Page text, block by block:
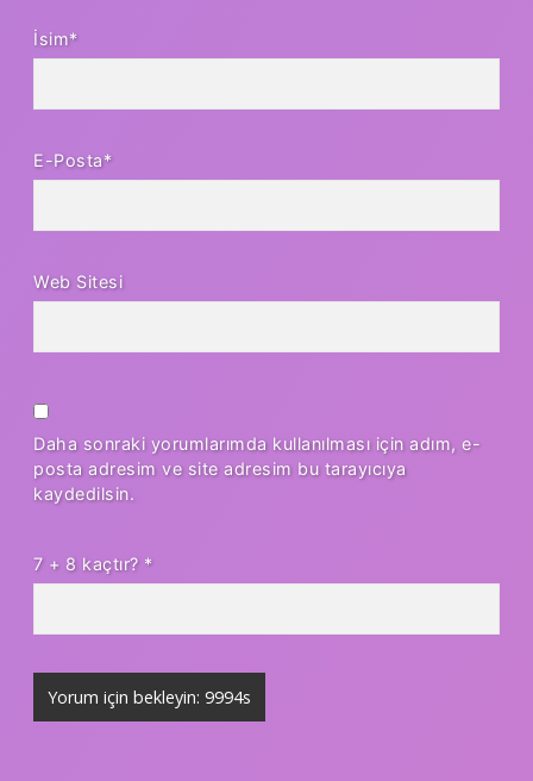
İsim*
E-Posta*
Web Sitesi
Daha sonraki yorumlarımda kullanılması için adım, e-
posta adresim ve site adresim bu tarayıcıya
kaydedilsin.
7 + 8 kaçtır? *